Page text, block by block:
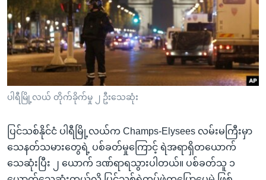
ရန်
ပင်မ
အ
ညွန်း
စာမျက်နှာ
ကျော်
ကြည့်
ရန်
မကြေးမုံရဲ့ အင်္ဂလိပ်စာ
ရုပ်ရှင်ထဲက အင်္ဂလိပ်စာ
သုတပဒေသာ အင်္ဂလိပ်စာ
တီဗွီ
ရေဒီယိုနှင့်ရုပ်သံ အချက်အလက်များ
ရေဒီယို/တီဗွီအစီအစဉ်
Learning English
ဗွီအိုအေ လူမှုကွန်ယက်များ
ဘာသာစကားများ
ပါရီမြို့လယ် တိုက်ခိုက်မှု ၂ ဦးသေဆုံး
ပြင်သစ်နိုင်ငံ ပါရီမြို့လယ်က Champs-Elysees လမ်းမကြီးမှာ
သေနတ်သမားတွေရဲ့ ပစ်ခတ်မှုကြောင့် ရဲအရာရှိတယောက်
သေဆုံးပြီး ၂ ယောက် ဒဏ်ရာရသွားပါတယ်။ ပစ်ခတ်သူ ၁